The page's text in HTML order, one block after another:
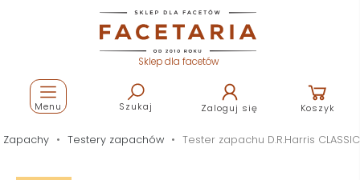
Sklep dla facetów
Szukaj Zaloguj się Koszyk
Menu
Zapachy Testery zapachów Tester zapachu D.R.Harris CLASSIC